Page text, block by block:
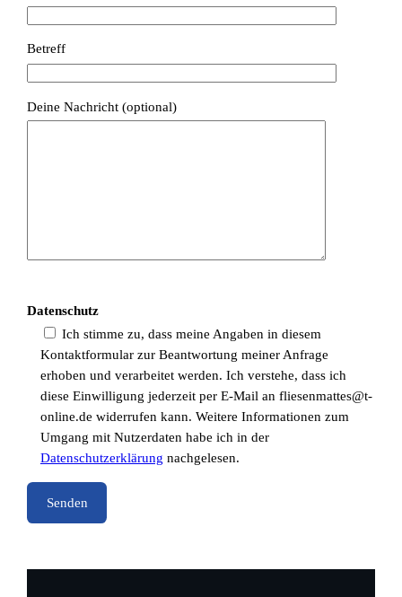
Betreff
Deine Nachricht (optional)
Datenschutz
Ich stimme zu, dass meine Angaben in diesem
Kontaktformular zur Beantwortung meiner Anfrage
erhoben und verarbeitet werden. Ich verstehe, dass ich
diese Einwilligung jederzeit per E-Mail an fliesenmattes@t-
online.de widerrufen kann. Weitere Informationen zum
Umgang mit Nutzerdaten habe ich in der
Datenschutzerklärung nachgelesen.